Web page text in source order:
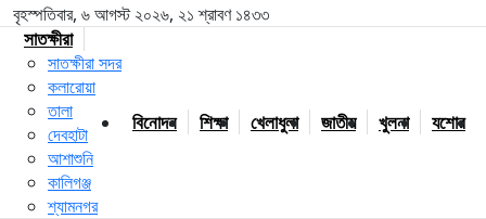
বৃহস্পতিবার, ৬ আগস্ট ২০২৬, ২১ শ্রাবণ ১৪৩৩
সাতক্ষীরা
সাতক্ষীরা সদর
কলারোয়া
তালা
দেবহাটা
আশাশুনি
কালিগঞ্জ
শ্যামনগর
বিনোদন শিক্ষা খেলাধুলা জাতীয় খুলনা যশোর